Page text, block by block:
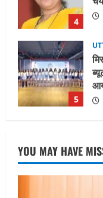
5
1
2
YOU MAY HAVE